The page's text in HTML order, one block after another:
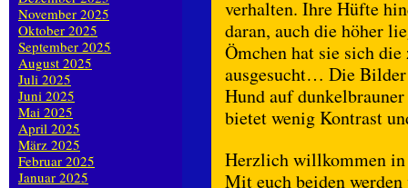
verhalten. Ihre Hüfte
daran, auch die höher
Ömchen hat sie sich
ausgesucht… Die Bilder
Hund auf
bietet wenig Kontrast
Herzlich willkommen in
Mit euch beiden
November 2025
Oktober 2025
September 2025
August 2025
Juli 2025
Juni 2025
Mai 2025
April 2025
März 2025
Februar 2025
Januar 2025